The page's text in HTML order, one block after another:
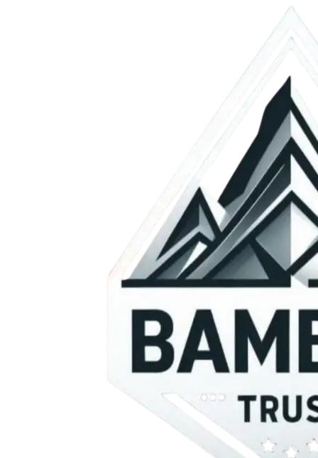
Bahan:&nbsp;Polyvinyl Chloride (PVC) yang lentur, kuat, awet,